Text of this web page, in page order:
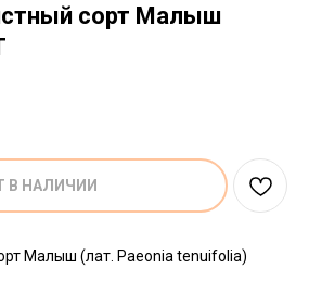
сорт Малыш
В НАЛИЧИИ
Малыш (лат. Paeonia tenuifolia)